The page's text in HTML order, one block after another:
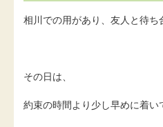
相川での用があり、友人と待ち
その日は、
約束の時間より少し早めに着い